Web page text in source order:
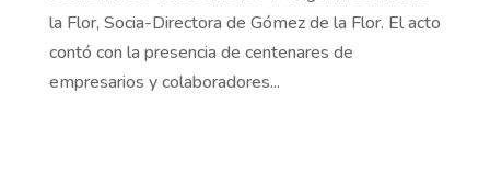
la Flor, Socia-Directora de Gómez de la Flor. El acto
contó con la presencia de centenares de
empresarios y colaboradores...